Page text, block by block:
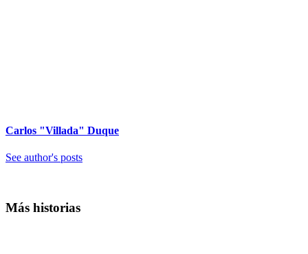
Carlos "Villada" Duque
See author's posts
Más historias